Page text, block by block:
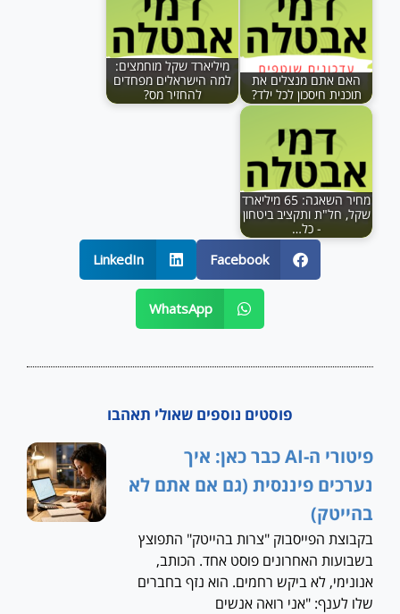
האם אתם מנצלים את
תוכנית חיסכון לכל ילד?
מיליארד שקל מוחמצים:
למה הישראלים מפחדים
להחזיר מס?
מחיר השאגה: 65 מיליארד
שקל, חל"ת ותקציב ביטחון
- כל…
Facebook
LinkedIn
WhatsApp
פוסטים נוספים שאולי תאהבו
פיטורי ה-AI כבר כאן: איך
נערכים פיננסית (גם אם אתם לא
בהייטק)
בקבוצת הפייסבוק "צרות בהייטק" התפוצץ
בשבועות האחרונים פוסט אחד. הכותב,
אנונימי, לא ביקש רחמים. הוא נזף בחברים
שלו לענף: "אני רואה אנשים